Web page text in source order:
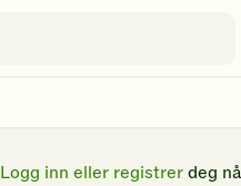
Logg inn eller registrer deg